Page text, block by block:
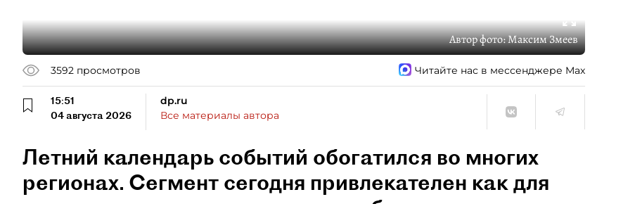
Автор фото:Максим Змеев
3592 просмотров Читайте нас в мессенджере Max
15:51
04 августа 2026
dp.ru
Все материалы автора
Летний календарь событий обогатился во многих
регионах. Сегмент сегодня привлекателен как для